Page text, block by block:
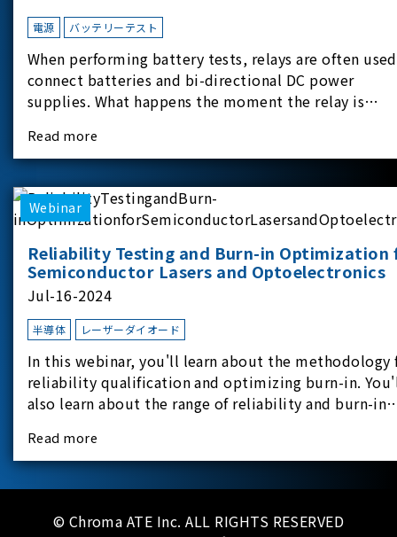
電源 バッテリーテスト
When performing battery tests, relays are often
connect batteries and bi-directional DC power
supplies. What happens the moment the relay is
experimental equipment for this study.provides an
applicati
Read more
Webinar
Reliability Testing and Burn-in Optimization
Semiconductor Lasers and Optoelectronics
Jul-16-2024
半導体 レーザーダイオード
In this webinar, you'll learn about the methodology
reliability qualification and optimizing burn-in.
also learn about the range of reliability and burn-in
reliability-test-as-a-service options.
Read more
© Chroma ATE Inc. ALL RIGHTS RESERVED